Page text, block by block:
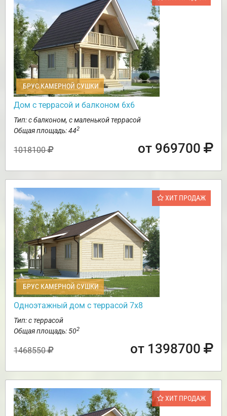
БРУС КАМЕРНОЙ СУШКИ
Дом с террасой и балконом 6х6
Тип: с балконом, с маленькой террасой
Общая площадь: 442
1018100 от 969700
ХИТ ПРОДАЖ
БРУС КАМЕРНОЙ СУШКИ
Одноэтажный дом с террасой 7х8
Тип: с террасой
Общая площадь: 502
1468550 от 1398700
ХИТ ПРОДАЖ